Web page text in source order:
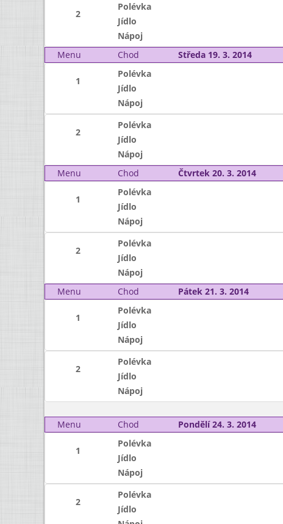
2
Polévka
Jídlo
Nápoj
Menu
Chod Středa 19. 3. 2014
1
Polévka
Jídlo
Nápoj
2
Polévka
Jídlo
Nápoj
Menu
Chod Čtvrtek 20. 3. 2014
1
Polévka
Jídlo
Nápoj
2
Polévka
Jídlo
Nápoj
Menu
Chod Pátek 21. 3. 2014
1
Polévka
Jídlo
Nápoj
2
Polévka
Jídlo
Nápoj
Menu
Chod Pondělí 24. 3. 2014
1
Polévka
Jídlo
Nápoj
2
Polévka
Jídlo